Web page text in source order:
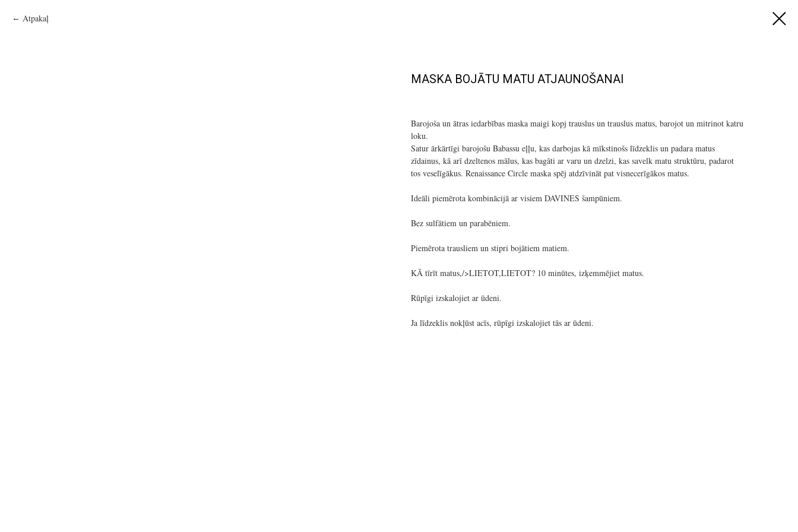
Atpakaļ
MASKA BOJĀTU MATU ATJAUNOŠANAI
Barojoša un ātras iedarbības maska maigi kopj trauslus un trauslus matus, barojot un mitrinot katru
loku.
Satur ārkārtīgi barojošu Babassu eļļu, kas darbojas kā mīkstinošs līdzeklis un padara matus
zīdainus, kā arī dzeltenos mālus, kas bagāti ar varu un dzelzi, kas savelk matu struktūru, padarot
tos veselīgākus. Renaissance Circle maska spēj atdzīvināt pat visnecerīgākos matus.
Ideāli piemērota kombinācijā ar visiem DAVINES šampūniem.
Bez sulfātiem un parabēniem.
Piemērota trausliem un stipri bojātiem matiem.
KĀ tīrīt matus,/>LIETOT,LIETOT? 10 minūtes, izķemmējiet matus.
Rūpīgi izskalojiet ar ūdeni.
Ja līdzeklis nokļūst acīs, rūpīgi izskalojiet tās ar ūdeni.